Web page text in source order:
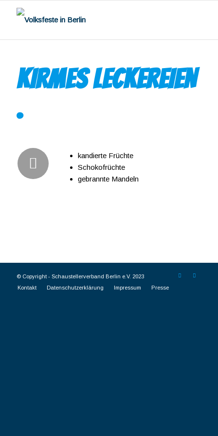
KIRMES LECKEREIEN
.
kandierte Früchte
Schokofrüchte
gebrannte Mandeln
© Copyright - Schaustellerverband Berlin e.V. 2023
Kontakt
Datenschutzerklärung Impressum Presse